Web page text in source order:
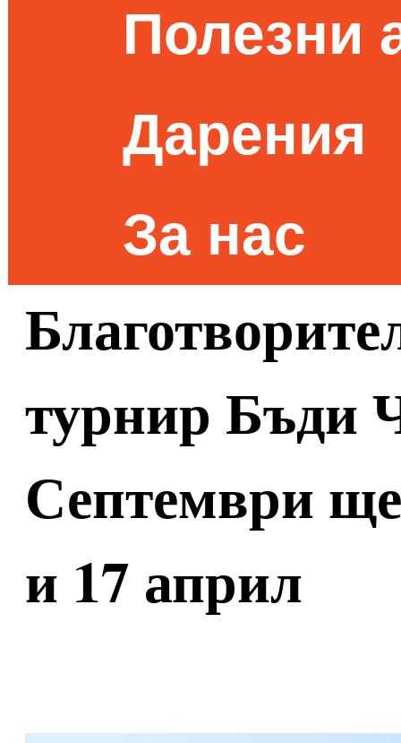
Полезни
Дарения
За нас
турнир Бъди
Септември ще
и 17 април